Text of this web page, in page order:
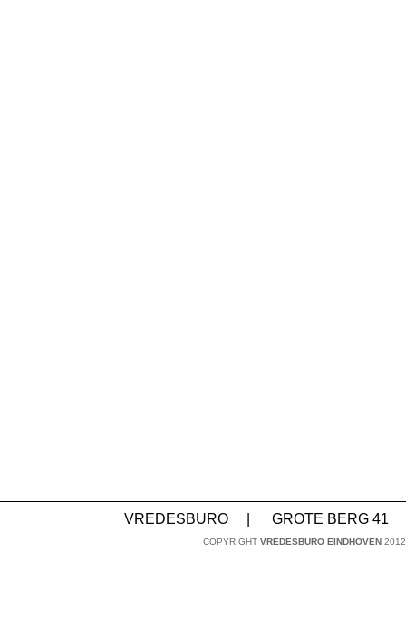
VREDESBURO GROTE BERG 41
COPYRIGHT VREDESBURO EINDHOVEN